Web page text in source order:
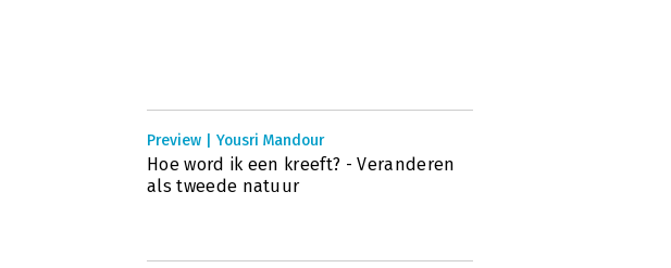
Preview | Yousri Mandour
Hoe word ik een kreeft? - Veranderen
als tweede natuur